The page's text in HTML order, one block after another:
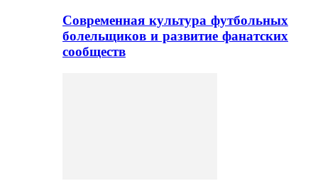
Современная культура футбольных
болельщиков и развитие фанатских
сообществ